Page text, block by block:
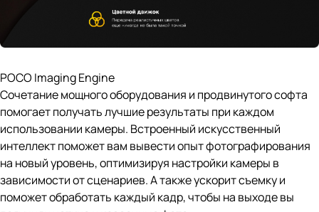
POCO Imaging Engine
Сочетание мощного оборудования и продвинутого софта
помогает получать лучшие результаты при каждом
использовании камеры. Встроенный искусственный
интеллект поможет вам вывести опыт фотографирования
на новый уровень, оптимизируя настройки камеры в
зависимости от сценариев. А также ускорит съемку и
поможет обработать каждый кадр, чтобы на выходе вы